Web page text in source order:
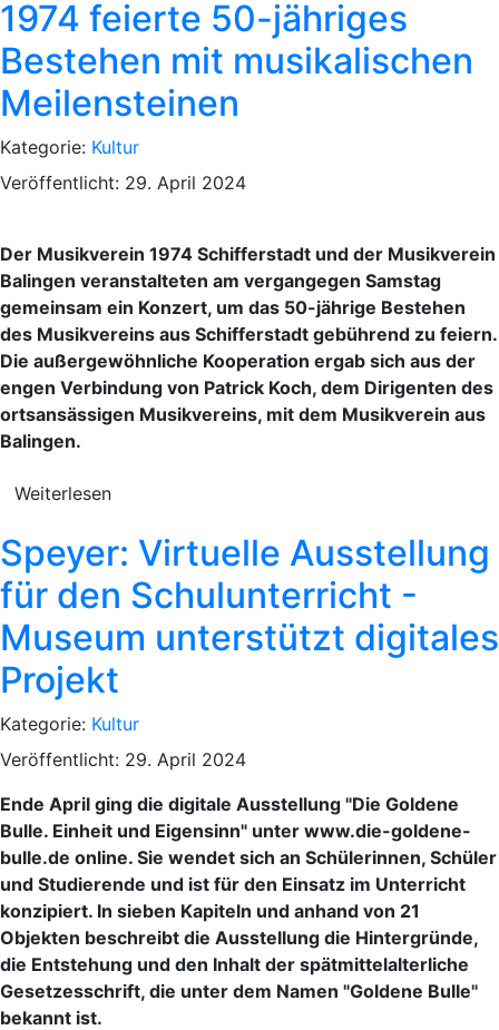
1974 feierte 50-jähriges
Bestehen mit musikalischen
Meilensteinen
Kategorie: Kultur
Veröffentlicht: 29. April 2024
Der Musikverein 1974 Schifferstadt und der Musikverein
Balingen veranstalteten am vergangegen Samstag
gemeinsam ein Konzert, um das 50-jährige Bestehen
des Musikvereins aus Schifferstadt gebührend zu feiern.
Die außergewöhnliche Kooperation ergab sich aus der
engen Verbindung von Patrick Koch, dem Dirigenten des
ortsansässigen Musikvereins, mit dem Musikverein aus
Balingen.
Weiterlesen
Speyer: Virtuelle Ausstellung
für den Schulunterricht -
Museum unterstützt digitales
Projekt
Kategorie: Kultur
Veröffentlicht: 29. April 2024
Ende April ging die digitale Ausstellung "Die Goldene
Bulle. Einheit und Eigensinn" unter www.die-goldene-
bulle.de online. Sie wendet sich an Schülerinnen, Schüler
und Studierende und ist für den Einsatz im Unterricht
konzipiert. In sieben Kapiteln und anhand von 21
Objekten beschreibt die Ausstellung die Hintergründe,
die Entstehung und den Inhalt der spätmittelalterliche
Gesetzesschrift, die unter dem Namen "Goldene Bulle"
bekannt ist.